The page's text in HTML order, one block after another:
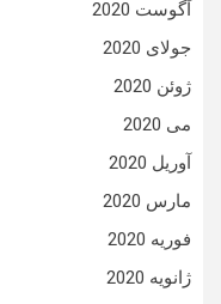
آگوست 2020
جولای 2020
ژوئن 2020
می 2020
آوریل 2020
مارس 2020
فوریه 2020
ژانویه 2020